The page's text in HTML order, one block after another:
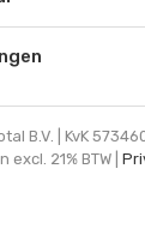
B.V. | KvK
excl. 21% BTW |